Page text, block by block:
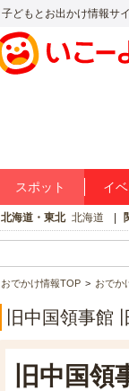
子どもとお出かけ情報サ
スポット イ
北海道・東北 北海道
おでかけ情報TOP おでか
旧中国領事館
旧中国